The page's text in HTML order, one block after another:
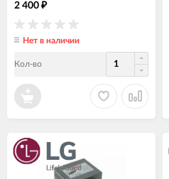
2 400 ₽
Нет в наличии
Кол-во